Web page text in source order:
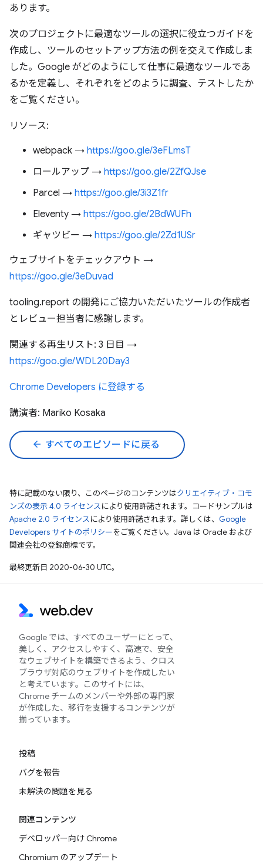
あります。
次のプロジェクトに最適なツールの選択に役立つガイドを
作成し、ツールのセットアップ方法の例を交えて作成しま
した。Google がどのようにして仕事に最適なツールであ
るかを定義し、それぞれをどのように調査、テストしたか
をご覧ください。
リソース:
webpack → https://goo.gle/3eFLmsT
ロールアップ → https://goo.gle/2ZfQJse
Parcel → https://goo.gle/3i3Z1fr
Eleventy → https://goo.gle/2BdWUFh
ギャツビー → https://goo.gle/2Zd1USr
ウェブサイトをチェックアウト →
https://goo.gle/3eDuvad
tooling.report の開発にご協力いただいたツールの作成者
とレビュー担当者に感謝します。
関連する再生リスト: 3 日目 →
https://goo.gle/WDL20Day3
Chrome Developers に登録する
講演者: Mariko Kosaka
arrow_back すべてのエピソードに戻る
特に記載のない限り、このページのコンテンツはクリエイティブ・コモ
ンズの表示 4.0 ライセンスにより使用許諾されます。コードサンプルは
Apache 2.0 ライセンスにより使用許諾されます。詳しくは、 Google
Developers サイトのポリシーをご覧ください。Java は Oracle および
関連会社の登録商標です。
最終更新日 2020-06-30 UTC。
Google では、すべてのユーザーにとって、
美しく、アクセスしやすく、高速で、安全
なウェブサイトを構築できるよう、クロス
ブラウザ対応のウェブサイトを作成したい
と考えています。このサイトには、
Chrome チームのメンバーや外部の専門家
が作成した、移行を支援するコンテンツが
揃っています。
投稿
バグを報告
未解決の問題を見る
関連コンテンツ
デベロッパー向け Chrome
Chromium のアップデート